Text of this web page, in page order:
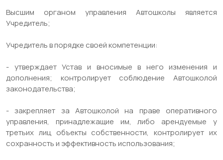
Высшим органом управления Автошколы является
Учредитель;
Учредитель в порядке своей компетенции:
- утверждает Устав и вносимые в него изменения и
дополнения; контролирует соблюдение Автошколой
законодательства;
- закрепляет за Автошколой на праве оперативного
управления, принадлежащие им, либо арендуемые у
третьих лиц объекты собственности, контролирует их
сохранность и эффективность использования;